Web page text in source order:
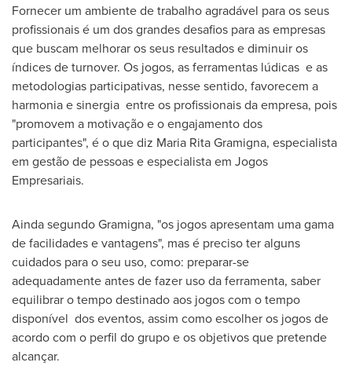
Fornecer um ambiente de trabalho agradável para os seus
profissionais é um dos grandes desafios para as empresas
que buscam melhorar os seus resultados e diminuir os
índices de turnover. Os jogos, as ferramentas lúdicas e as
metodologias participativas, nesse sentido, favorecem a
harmonia e sinergia entre os profissionais da empresa, pois
"promovem a motivação e o engajamento dos
participantes", é o que diz Maria Rita Gramigna, especialista
em gestão de pessoas e especialista em Jogos
Empresariais.
Ainda segundo Gramigna, "os jogos apresentam uma gama
de facilidades e vantagens", mas é preciso ter alguns
cuidados para o seu uso, como: preparar-se
adequadamente antes de fazer uso da ferramenta, saber
equilibrar o tempo destinado aos jogos com o tempo
disponível dos eventos, assim como escolher os jogos de
acordo com o perfil do grupo e os objetivos que pretende
alcançar.